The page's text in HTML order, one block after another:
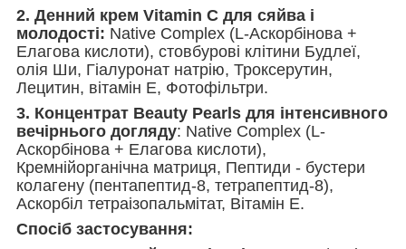
2. Денний крем Vitamin C для сяйва і
молодості: Native Complex (L-Аскорбінова +
Елагова кислоти), стовбурові клітини Будлеї,
олія Ши, Гіалуронат натрію, Троксерутин,
Лецитин, вітамін Е, Фотофільтри.
3. Концентрат Beauty Pearls для інтенсивного
вечірнього догляду: Native Complex (L-
Аскорбінова + Елагова кислоти),
Кремнійорганічна матриця, Пептиди - бустери
колагену (пентапептид-8, тетрапептид-8),
Аскорбіл тетраізопальмітат, Вітамін Е.
Спосіб застосування: